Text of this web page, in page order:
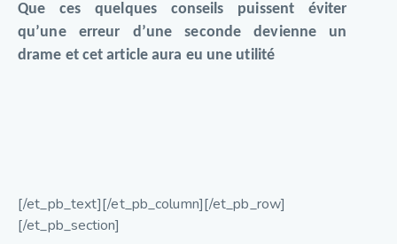
Que ces quelques conseils puissent éviter
qu’une erreur d’une seconde devienne un
drame et cet article aura eu une utilité
[/et_pb_text][/et_pb_column][/et_pb_row]
[/et_pb_section]